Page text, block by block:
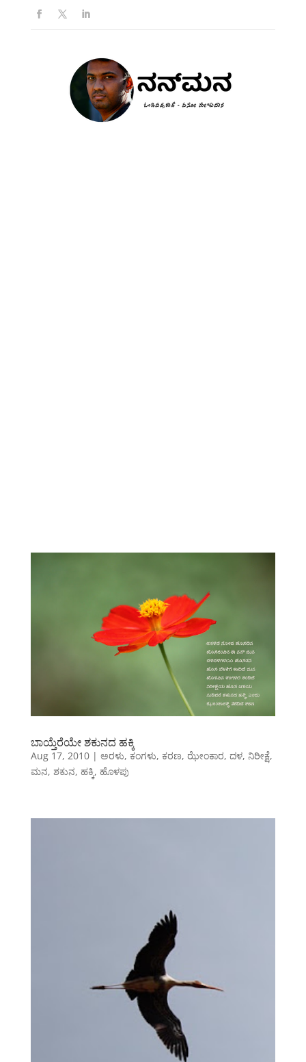
ಬಾಯ್ತೆರೆಯೇ ಶಕುನದ ಹಕ್ಕಿ
Aug 17, 2010| ಅರಳು, ಕಂಗಳು, ಕರಣ, ಝೇಂಕಾರ, ದಳ, ನಿರೀಕ್ಷೆ,
ಮನ, ಶಕುನ, ಹಕ್ಕಿ, ಹೊಳಪು